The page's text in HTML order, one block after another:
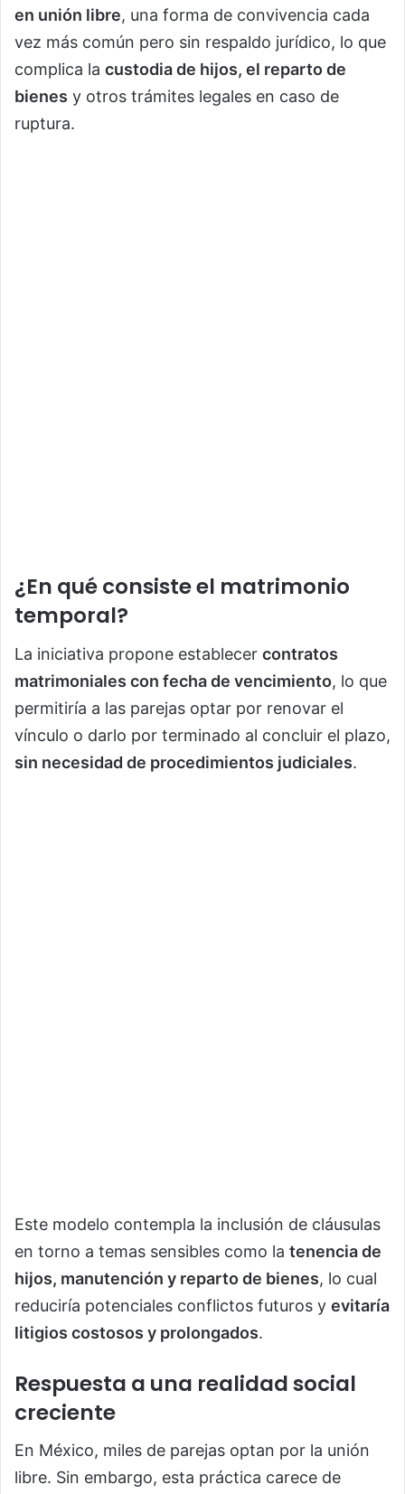
en unión libre, una forma de convivencia cada
vez más común pero sin respaldo jurídico, lo que
complica la custodia de hijos, el reparto de
bienes y otros trámites legales en caso de
ruptura.
¿En qué consiste el matrimonio
temporal?
La iniciativa propone establecer contratos
matrimoniales con fecha de vencimiento, lo que
permitiría a las parejas optar por renovar el
vínculo o darlo por terminado al concluir el plazo,
sin necesidad de procedimientos judiciales.
Este modelo contempla la inclusión de cláusulas
en torno a temas sensibles como la tenencia de
hijos, manutención y reparto de bienes, lo cual
reduciría potenciales conflictos futuros y evitaría
litigios costosos y prolongados.
Respuesta a una realidad social
creciente
En México, miles de parejas optan por la unión
libre. Sin embargo, esta práctica carece de